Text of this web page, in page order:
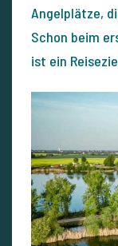
Angelplätze,
Schon beim
ist ein